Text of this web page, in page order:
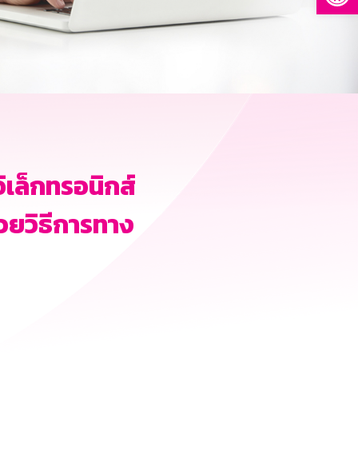
ล็กทรอนิกส์
วิธีการทาง